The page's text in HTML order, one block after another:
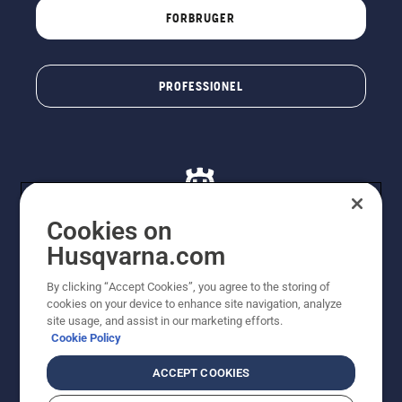
FORBRUGER
PROFESSIONEL
viste priser er vejledende udsalgspriser. Der tages
forbehold for stave- og trykfejl samt prisændringer. Vi
stræber efter at have så nøjagtige oplysningerne på
dette websted som muligt. Alle anførte priser er
vejledende udsalgspriser (inkl. moms), medmindre
Cookies on
Husqvarna.com
By clicking “Accept Cookies”, you agree to the storing of
cookies on your device to enhance site navigation, analyze
site usage, and assist in our marketing efforts.
Cookie Policy
ACCEPT COOKIES